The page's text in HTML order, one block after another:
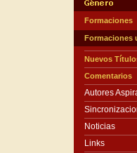
Formaciones
Formaciones
Nuevos
Comentarios
Autores
Noticias
Links